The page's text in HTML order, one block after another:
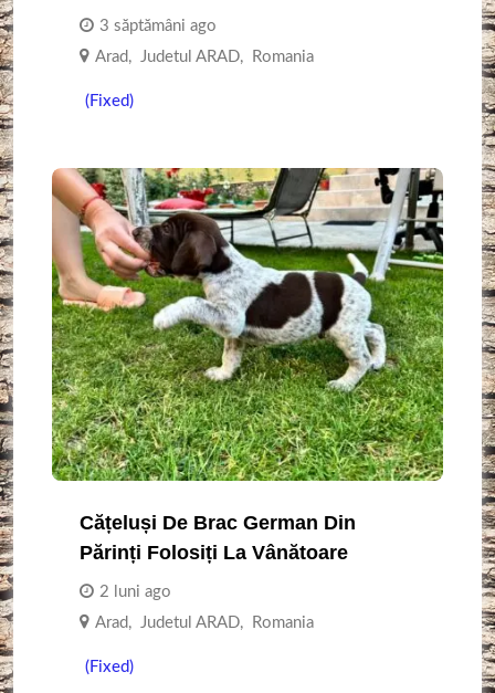
3 săptămâni ago
Arad, Judetul ARAD, Romania
(Fixed)
Cățeluși De Brac German Din
Părinți Folosiți La Vânătoare
2 luni ago
Arad, Judetul ARAD, Romania
(Fixed)